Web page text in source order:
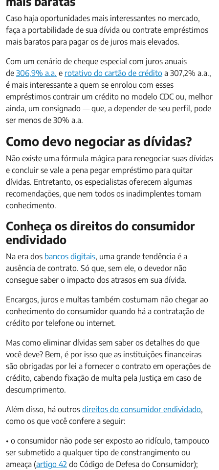
Caso haja oportunidades mais interessantes no mercado,
faça a portabilidade de sua dívida ou contrate empréstimos
mais baratos para pagar os de juros mais elevados.
Com um cenário de cheque especial com juros anuais
de 306,9% a.a. e rotativo do cartão de crédito a 307,2% a.a.,
é mais interessante a quem se enrolou com esses
empréstimos contrair um crédito no modelo CDC ou, melhor
ainda, um consignado — que, a depender de seu perfil, pode
ser menos de 30% a.a.
Como devo negociar as dívidas?
Não existe uma fórmula mágica para renegociar suas dívidas
e concluir se vale a pena pegar empréstimo para quitar
dívidas. Entretanto, os especialistas oferecem algumas
recomendações, que nem todos os inadimplentes tomam
conhecimento.
Conheça os direitos do consumidor
endividado
Na era dos bancos digitais, uma grande tendência é a
ausência de contrato. Só que, sem ele, o devedor não
consegue saber o impacto dos atrasos em sua dívida.
Encargos, juros e multas também costumam não chegar ao
conhecimento do consumidor quando há a contratação de
crédito por telefone ou internet.
Mas como eliminar dívidas sem saber os detalhes do que
você deve? Bem, é por isso que as instituições financeiras
são obrigadas por lei a fornecer o contrato em operações de
crédito, cabendo fixação de multa pela Justiça em caso de
descumprimento.
Além disso, há outros direitos do consumidor endividado,
como os que você confere a seguir:
• o consumidor não pode ser exposto ao ridículo, tampouco
ser submetido a qualquer tipo de constrangimento ou
ameaça (artigo 42 do Código de Defesa do Consumidor);